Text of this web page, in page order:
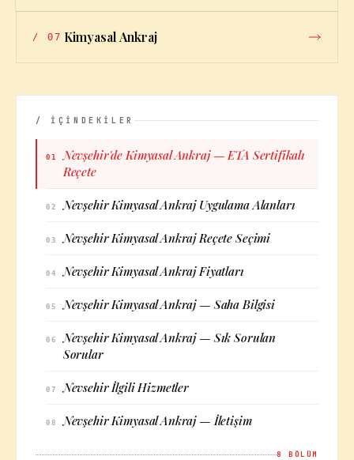
/ 07 Kimyasal Ankraj
/ İÇİNDEKİLER
01
Nevşehir'de Kimyasal Ankraj — ETA Sertifikalı
Reçete
02 Nevşehir Kimyasal Ankraj Uygulama Alanları
03 Nevşehir Kimyasal Ankraj Reçete Seçimi
04 Nevşehir Kimyasal Ankraj Fiyatları
05 Nevşehir Kimyasal Ankraj — Saha Bilgisi
06
Nevşehir Kimyasal Ankraj — Sık Sorulan
Sorular
07 Nevsehir İlgili Hizmetler
08 Nevşehir Kimyasal Ankraj — İletişim
8 BÖLÜM